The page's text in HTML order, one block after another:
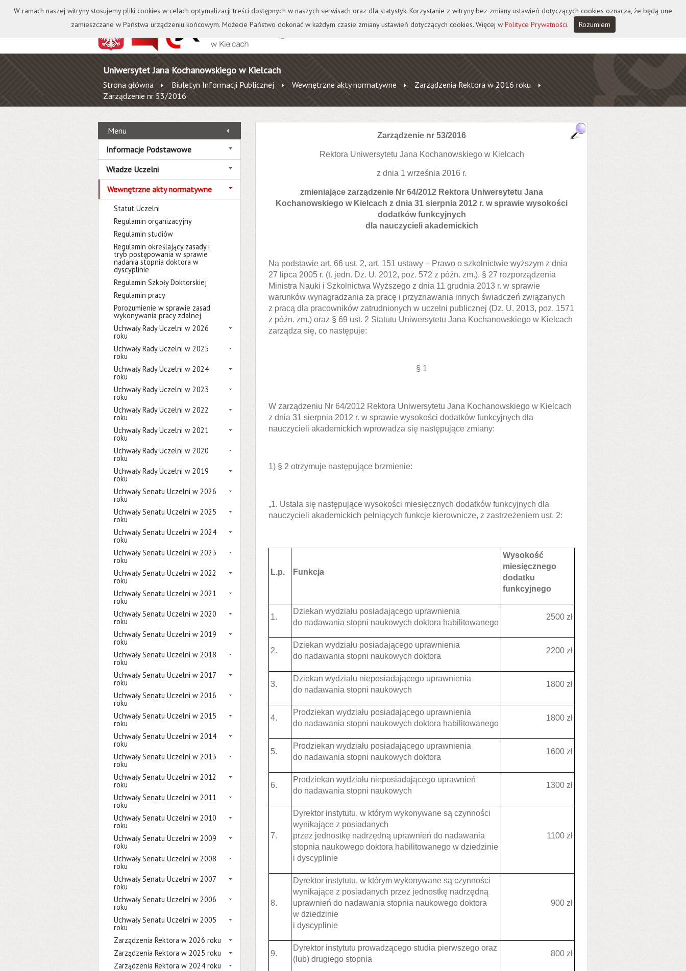
Kontakt Biblioteka Wydawnictwo Wirtualna Uczelnia A A A A
Uniwersytet Jana Kochanowskiego w Kielcach
Strona główna Biuletyn Informacji Publicznej Wewnętrzne akty normatywne
Zarządzenia Rektora w 2016 roku
Zarządzenie nr 53/2016
Menu
Informacje Podstawowe
Władze Uczelni
Wewnętrzne akty normatywne
Statut Uczelni
Regulamin organizacyjny
Regulamin studiów
Regulamin określający zasady i
tryb postępowania w sprawie
nadania stopnia doktora w
dyscyplinie
Regulamin Szkoły Doktorskiej
Regulamin pracy
Porozumienie w sprawie zasad
wykonywania pracy zdalnej
Uchwały Rady Uczelni w 2026
roku
Uchwały Rady Uczelni w 2025
roku
Uchwały Rady Uczelni w 2024
roku
Uchwały Rady Uczelni w 2023
roku
Uchwały Rady Uczelni w 2022
roku
Uchwały Rady Uczelni w 2021
roku
Uchwały Rady Uczelni w 2020
roku
Uchwały Rady Uczelni w 2019
roku
Uchwały Senatu Uczelni w 2026
roku
Uchwały Senatu Uczelni w 2025
roku
Uchwały Senatu Uczelni w 2024
roku
Uchwały Senatu Uczelni w 2023
roku
Uchwały Senatu Uczelni w 2022
roku
Uchwały Senatu Uczelni w 2021
roku
Uchwały Senatu Uczelni w 2020
roku
Uchwały Senatu Uczelni w 2019
roku
Uchwały Senatu Uczelni w 2018
roku
Uchwały Senatu Uczelni w 2017
roku
Uchwały Senatu Uczelni w 2016
roku
Uchwały Senatu Uczelni w 2015
roku
Uchwały Senatu Uczelni w 2014
roku
Uchwały Senatu Uczelni w 2013
roku
Uchwały Senatu Uczelni w 2012
roku
Uchwały Senatu Uczelni w 2011
roku
Uchwały Senatu Uczelni w 2010
roku
Uchwały Senatu Uczelni w 2009
roku
Uchwały Senatu Uczelni w 2008
roku
Uchwały Senatu Uczelni w 2007
roku
Uchwały Senatu Uczelni w 2006
roku
Uchwały Senatu Uczelni w 2005
roku
Zarządzenia Rektora w 2026 roku
Zarządzenia Rektora w 2025 roku
Zarządzenia Rektora w 2024 roku
Zarządzenie nr 53/2016
Rektora Uniwersytetu Jana Kochanowskiego w Kielcach
z dnia 1 września 2016 r.
zmieniające zarządzenie Nr 64/2012 Rektora Uniwersytetu Jana
Kochanowskiego w Kielcach z dnia 31 sierpnia 2012 r. w sprawie wysokości
dodatków funkcyjnych
dla nauczycieli akademickich
Na podstawie art. 66 ust. 2, art. 151 ustawy – Prawo o szkolnictwie wyższym z dnia
27 lipca 2005 r. (t. jedn. Dz. U. 2012, poz. 572 z późn. zm.), § 27 rozporządzenia
Ministra Nauki i Szkolnictwa Wyższego z dnia 11 grudnia 2013 r. w sprawie
warunków wynagradzania za pracę i przyznawania innych świadczeń związanych
z pracą dla pracowników zatrudnionych w uczelni publicznej (Dz. U. 2013, poz. 1571
z późn. zm.) oraz § 69 ust. 2 Statutu Uniwersytetu Jana Kochanowskiego w Kielcach
zarządza się, co następuje:
§ 1
W zarządzeniu Nr 64/2012 Rektora Uniwersytetu Jana Kochanowskiego w Kielcach
z dnia 31 sierpnia 2012 r. w sprawie wysokości dodatków funkcyjnych dla
nauczycieli akademickich wprowadza się następujące zmiany:
1) § 2 otrzymuje następujące brzmienie:
„1. Ustala się następujące wysokości miesięcznych dodatków funkcyjnych dla
nauczycieli akademickich pełniących funkcje kierownicze, z zastrzeżeniem ust. 2:
L.p. Funkcja
Wysokość
miesięcznego
dodatku
funkcyjnego
1.
Dziekan wydziału posiadającego uprawnienia
do nadawania stopni naukowych doktora habilitowanego
2500 zł
2.
Dziekan wydziału posiadającego uprawnienia
do nadawania stopni naukowych doktora
2200 zł
3.
Dziekan wydziału nieposiadającego uprawnienia
do nadawania stopni naukowych
1800 zł
4.
Prodziekan wydziału posiadającego uprawnienia
do nadawania stopni naukowych doktora habilitowanego
1800 zł
5.
Prodziekan wydziału posiadającego uprawnienia
do nadawania stopni naukowych doktora
1600 zł
6.
Prodziekan wydziału nieposiadającego uprawnień
do nadawania stopni naukowych
1300 zł
7.
Dyrektor instytutu, w którym wykonywane są czynności
wynikające z posiadanych
przez jednostkę nadrzędną uprawnień do nadawania
stopnia naukowego doktora habilitowanego w dziedzinie
i dyscyplinie
1100 zł
8.
Dyrektor instytutu, w którym wykonywane są czynności
wynikające z posiadanych przez jednostkę nadrzędną
uprawnień do nadawania stopnia naukowego doktora
w dziedzinie
i dyscyplinie
900 zł
9.
Dyrektor instytutu prowadzącego studia pierwszego oraz
(lub) drugiego stopnia
800 zł
W ramach naszej witryny stosujemy pliki cookies w celach optymalizacji treści dostępnych w naszych serwisach oraz dla statystyk. Korzystanie z witryny bez zmiany ustawień dotyczących cookies oznacza, że będą one
zamieszczane w Państwa urządzeniu końcowym. Możecie Państwo dokonać w każdym czasie zmiany ustawień dotyczących cookies. Więcej w Polityce Prywatności. Rozumiem